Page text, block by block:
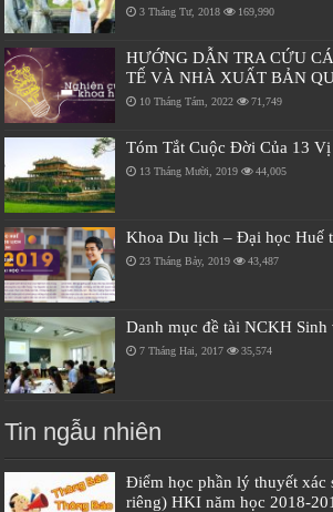
3 Tháng Tư, 2018 169,990
HƯỚNG DẪN TRA CỨU
TẾ VÀ NHÀ XUẤT BẢN
10 Tháng Tám, 2022 71,749
Tóm Tắt Cuộc Đời Của 13
13 Tháng Mười, 2019 44,005
Khoa Du lịch – Đại học Huế
23 Tháng Bảy, 2019 43,487
Danh mục đề tài NCKH Sinh
7 Tháng Hai, 2017 35,574
Tin ngẫu nhiên
Điểm học phần lý thuyết xác
riêng) HKI năm học 2018-